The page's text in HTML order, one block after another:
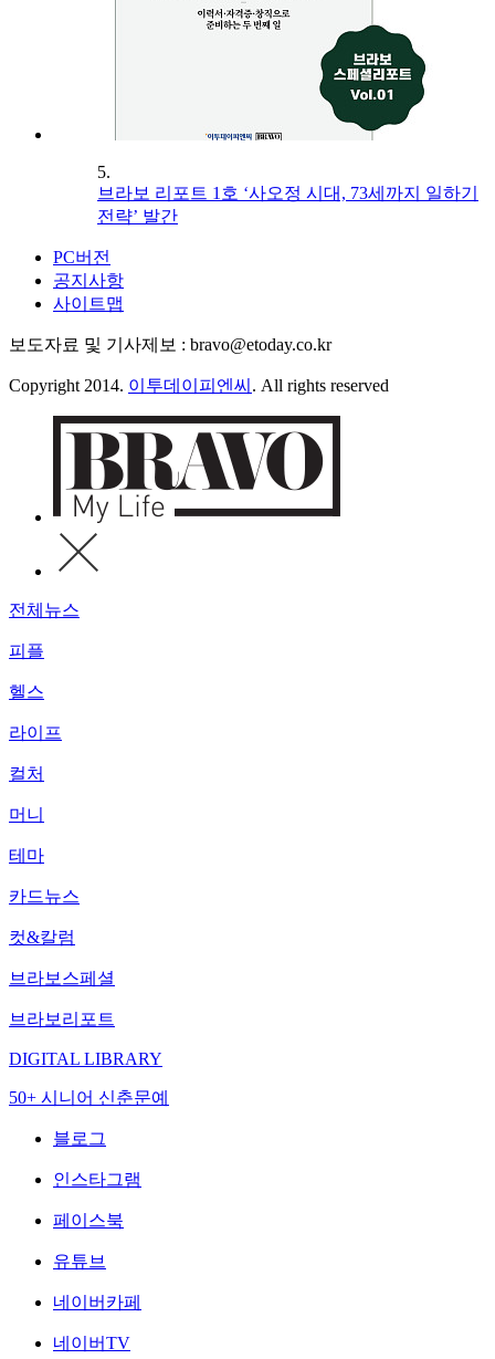
5.
브라보 리포트 1호 ‘사오정 시대, 73세까지 일하기
전략’ 발간
PC버전
공지사항
사이트맵
보도자료 및 기사제보 : bravo@etoday.co.kr
Copyright 2014. 이투데이피엔씨 . All rights reserved
전체뉴스
피플
헬스
라이프
컬처
머니
테마
카드뉴스
컷&칼럼
브라보스페셜
브라보리포트
DIGITAL LIBRARY
50+ 시니어 신춘문예
블로그
인스타그램
페이스북
유튜브
네이버카페
네이버TV